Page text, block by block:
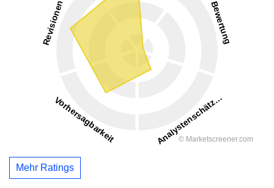
Mehr Ratings